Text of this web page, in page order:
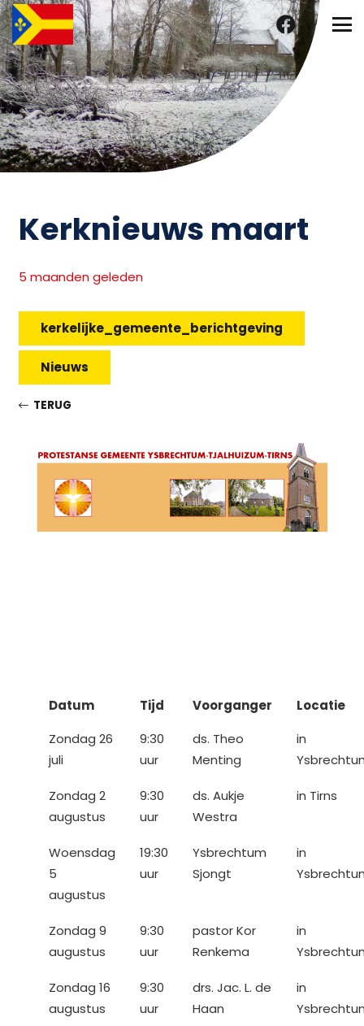
Kerknieuws maart
5 maanden geleden
kerkelijke_gemeente_berichtgeving
Nieuws
TERUG
Datum Tijd Voorganger
Locatie
Zondag 26
juli
9:30
uur
ds. Theo
Menting
in
Zondag 2
augustus
9:30
uur
ds. Aukje
Westra
in Tirns
Woensdag
5
augustus
19:30
uur
Ysbrechtum
Sjongt
in
Zondag 9
augustus
9:30
uur
pastor Kor
Renkema
in
Zondag 16
augustus
9:30
uur
drs. Jac. L. de
Haan
in